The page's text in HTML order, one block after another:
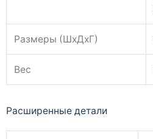
Размеры (ШхДхГ)
Вес
Расширенные детали